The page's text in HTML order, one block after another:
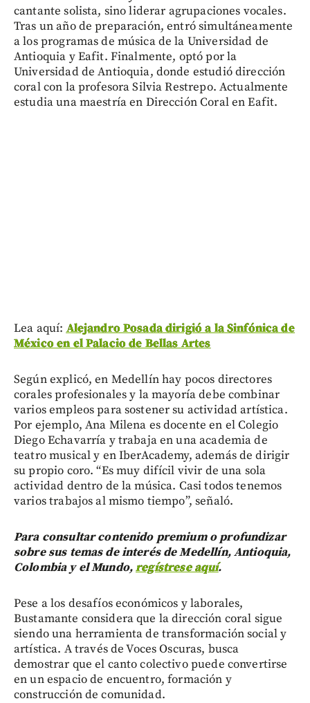
cantante solista, sino liderar agrupaciones vocales.
Tras un año de preparación, entró simultáneamente
a los programas de música de la Universidad de
Antioquia y Eafit. Finalmente, optó por la
Universidad de Antioquia, donde estudió dirección
coral con la profesora Silvia Restrepo. Actualmente
estudia una maestría en Dirección Coral en Eafit.
Lea aquí: Alejandro Posada dirigió a la Sinfónica de
México en el Palacio de Bellas Artes
Según explicó, en Medellín hay pocos directores
corales profesionales y la mayoría debe combinar
varios empleos para sostener su actividad artística.
Por ejemplo, Ana Milena es docente en el Colegio
Diego Echavarría y trabaja en una academia de
teatro musical y en IberAcademy, además de dirigir
su propio coro. “Es muy difícil vivir de una sola
actividad dentro de la música. Casi todos tenemos
varios trabajos al mismo tiempo”, señaló.
Para consultar contenido premium o profundizar
sobre sus temas de interés de Medellín, Antioquia,
Colombia y el Mundo,regístrese aquí.
Pese a los desafíos económicos y laborales,
Bustamante considera que la dirección coral sigue
siendo una herramienta de transformación social y
artística. A través de Voces Oscuras, busca
demostrar que el canto colectivo puede convertirse
en un espacio de encuentro, formación y
construcción de comunidad.